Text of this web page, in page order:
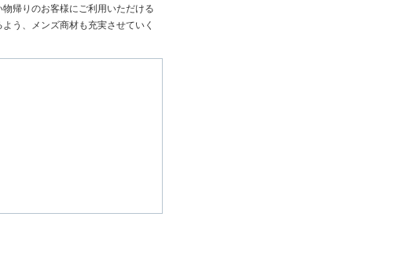
帰りのお客様にご利用いただける
う、メンズ商材も充実させていく